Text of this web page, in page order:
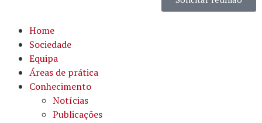
Home
Sociedade
Equipa
Áreas de prática
Conhecimento
Notícias
Publicações